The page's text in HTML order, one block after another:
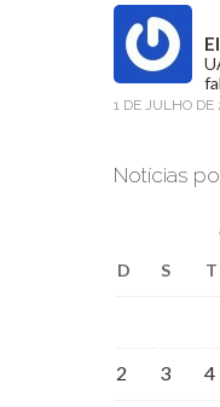
1 DE JULHO DE
Notícias
D S T
2 3 4